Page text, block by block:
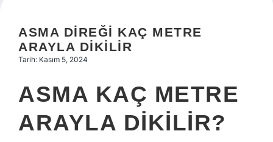
Hakkımızda
ASMA DIREĞI KAÇ METRE
ARAYLA DIKILIR
Tarih: Kasım 5, 2024
ASMA KAÇ METRE
ARAYLA DIKILIR?